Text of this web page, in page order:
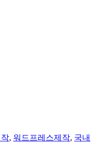
, 워드프레스제작, 국내